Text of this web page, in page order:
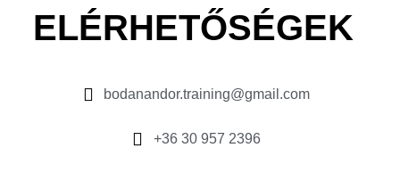
ELÉRHETŐSÉGEK
bodanandor.training@gmail.com
+36 30 957 2396